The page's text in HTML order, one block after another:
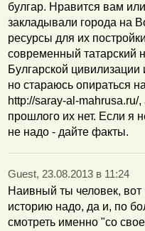
булгар. Нравится вам
закладывали города на
ресурсы для их
современный татарский
Булгарской
но стараюсь опираться
http://saray-al-mahrusa.ru/,
прошлого их нет. Если я
не надо - дайте факты.
Guest, 23.08.2013 в 11:24
Наивный ты человек, вот
историю надо, да и, по
смотреть именно "со